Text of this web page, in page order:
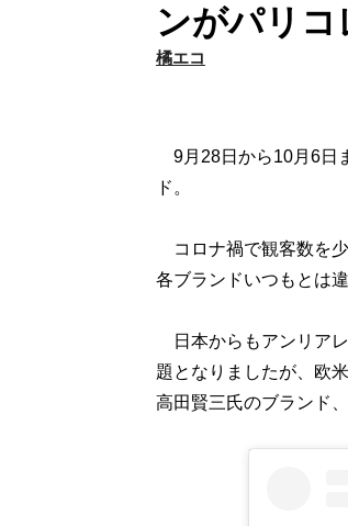
ンがパリコ
橘エコ
9月28日から10月6日
ド。
コロナ禍で観客数を少
各ブランドいつもとは
日本からもアンリア
題となりましたが、欧
高田賢三氏のブランド